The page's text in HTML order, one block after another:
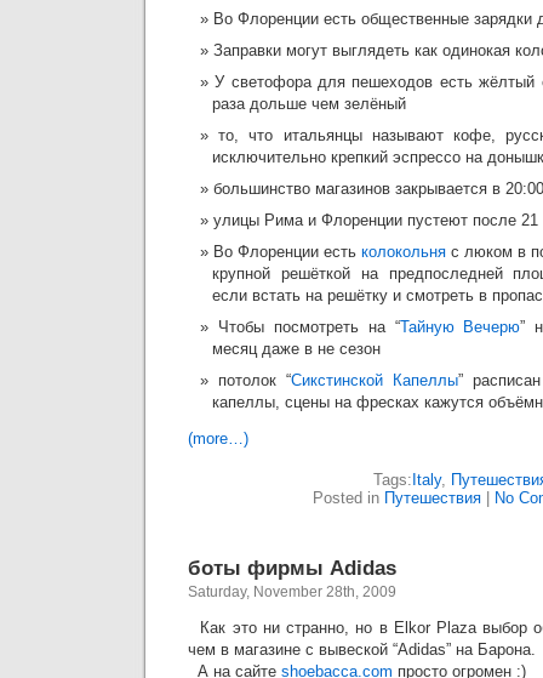
Во Флоренции есть общественные зарядки
Заправки могут выглядеть как одинокая
У светофора для пешеходов есть жёлтый
раза дольше чем зелёный
то, что итальянцы называют кофе,
исключительно крепкий эспрессо на
большинство магазинов закрывается в 20:00
улицы Рима и Флоренции пустеют после 21
Во Флоренции есть колокольня с люком в
крупной решёткой на предпоследней
если встать на решётку и смотреть в
Чтобы посмотреть на “Тайную Вечерю”
месяц даже в не сезон
потолок “Сикстинской Капеллы”
капеллы, сцены на фресках кажутся
(more…)
Tags: Italy,
Posted in Путешествия No
боты фирмы Adidas
Saturday, November 28th, 2009
Как это ни странно, но в Elkor Plaza выбор
чем в магазине с вывеской “Adidas” на Барона.
А на сайте shoebacca.com просто огромен :)